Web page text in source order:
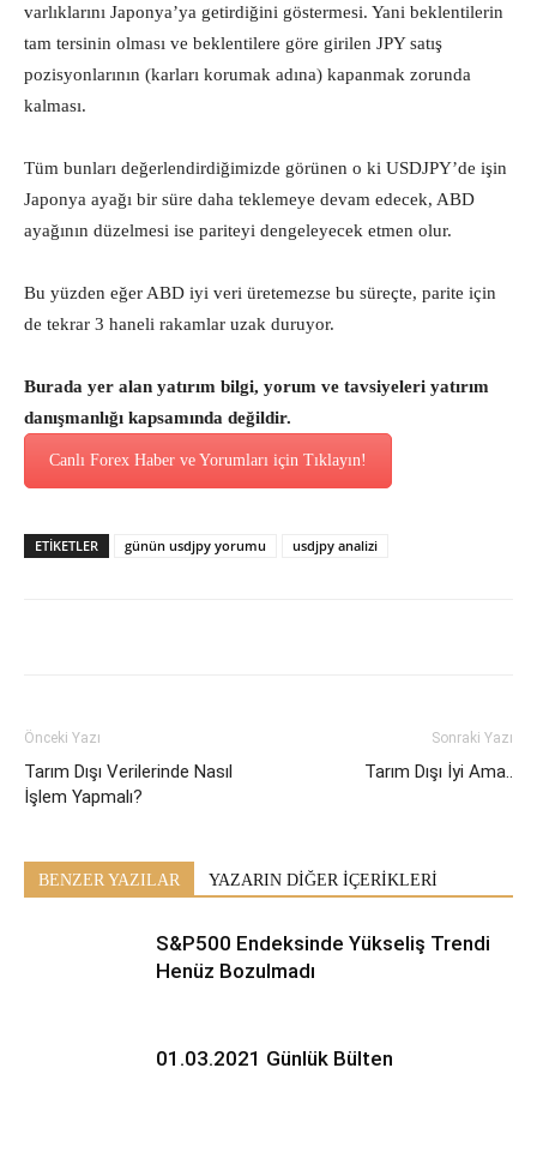
varlıklarını Japonya’ya getirdiğini göstermesi. Yani beklentilerin
tam tersinin olması ve beklentilere göre girilen JPY satış
pozisyonlarının (karları korumak adına) kapanmak zorunda
kalması.
Tüm bunları değerlendirdiğimizde görünen o ki USDJPY’de işin
Japonya ayağı bir süre daha teklemeye devam edecek, ABD
ayağının düzelmesi ise pariteyi dengeleyecek etmen olur.
Bu yüzden eğer ABD iyi veri üretemezse bu süreçte, parite için
de tekrar 3 haneli rakamlar uzak duruyor.
Burada yer alan yatırım bilgi, yorum ve tavsiyeleri yatırım
danışmanlığı kapsamında değildir.
Canlı Forex Haber ve Yorumları için Tıklayın!
ETİKETLER günün usdjpy yorumu usdjpy analizi
Önceki Yazı
Tarım Dışı Verilerinde Nasıl
İşlem Yapmalı?
Sonraki Yazı
Tarım Dışı İyi Ama..
BENZER YAZILAR YAZARIN DİĞER İÇERİKLERİ
S&P500 Endeksinde Yükseliş Trendi
Henüz Bozulmadı
01.03.2021 Günlük Bülten